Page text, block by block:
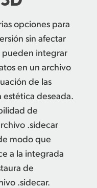
opciones para
sin afectar
pueden integrar
en un archivo
de las
deseada.
de
.sidecar
modo que
a la integrada
de
.sidecar.